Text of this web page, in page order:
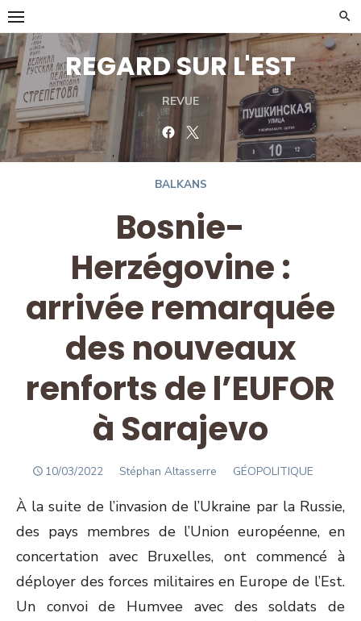
Skip
to
content
REGARD SUR L'EST
REVUE
FacebookTwitter
BALKANS
Bosnie-
Herzégovine :
arrivée remarquée
des nouveaux
renforts de l’EUFOR
à Sarajevo
POSTED
10/03/2022 Author
Stéphan Altasserre GÉOPOLITIQUE
À la suite de l’invasion de l’Ukraine par la Russie,
des pays membres de l’Union européenne, en
concertation avec Bruxelles, ont commencé à
déployer des forces militaires en Europe de l’Est.
Un convoi de Humvee avec des soldats de